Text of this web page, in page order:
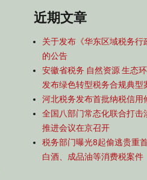
近期文章
关于发布《华东区域税务行
的公告
安徽省税务 自然资源 生态
发布绿色转型税务合规典型
河北税务发布首批纳税信用
全国八部门常态化联合打击
推进会议在京召开
税务部门曝光8起偷逃贵重
白酒、成品油等消费税案件